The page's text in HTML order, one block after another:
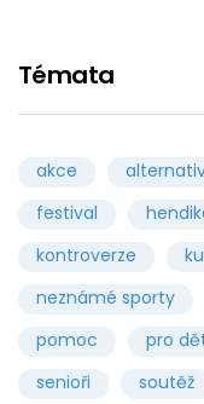
Témata
akce
festival
kontroverze
neznámé sporty
pomoc
pro
senioři
soutěž